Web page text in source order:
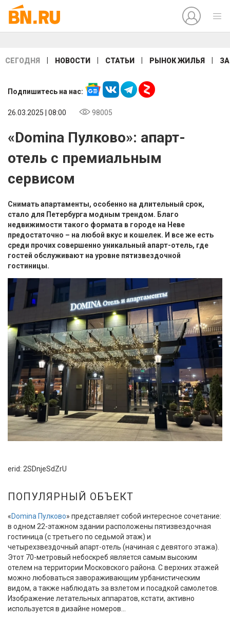
СЕГОДНЯ НОВОСТИ СТАТЬИ РЫНОК ЖИЛЬЯ
Подпишитесь на нас:
26.03.2025 | 08:00 98005
«Domina Пулково»: апарт-
отель с премиальным
сервисом
Снимать апартаменты, особенно на длительный срок,
стало для Петербурга модным трендом. Благо
недвижимости такого формата в городе на Неве
предостаточно – на любой вкус и кошелек. И все же есть
среди прочих совершенно уникальный апарт-отель, где
гостей обслуживают на уровне пятизвездочной
гостиницы.
erid: 2SDnjeSdZrU
ПОПУЛЯРНЫЙ ОБЪЕКТ
«Domina Пулково» представляет собой интересное сочетание:
в одном 22-этажном здании расположены пятизвездочная
гостиница (с третьего по седьмой этаж) и
четырехзвездочный апарт-отель (начиная с девятого этажа).
Этот 70-метровый небоскреб является самым высоким
отелем на территории Московского района. С верхних этажей
можно любоваться завораживающим урбанистическим
видом, а также наблюдать за взлетом и посадкой самолетов.
Изображение летательных аппаратов, кстати, активно
используется в дизайне номеров...